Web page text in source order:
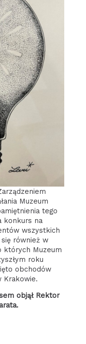
Muzeum
tego
konkurs na
wszystkich
się również w
których Muzeum
roku
obchodów
Krakowie.
objął Rektor